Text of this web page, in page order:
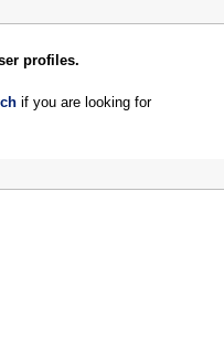
profiles.
if you are looking for